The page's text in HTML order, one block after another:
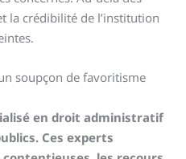
la crédibilité de l’institution
soupçon de favoritisme
en droit administratif
Ces experts